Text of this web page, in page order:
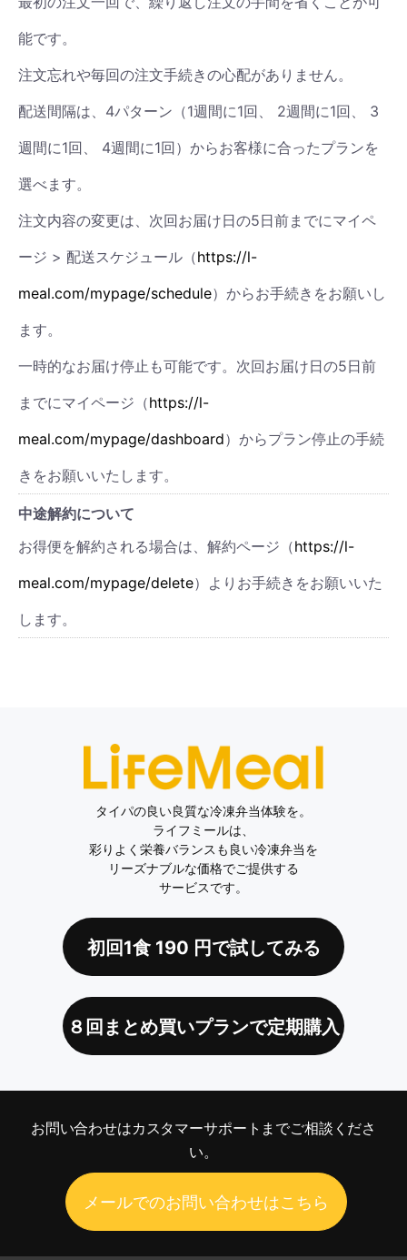
能です。
注文忘れや毎回の注文手続きの心配がありません。
配送間隔は、4パターン（1週間に1回、 2週間に1回、 3
週間に1回、 4週間に1回）からお客様に合ったプランを
選べます。
注文内容の変更は、次回お届け日の5日前までにマイペ
ージ > 配送スケジュール（https://l-
meal.com/mypage/schedule）からお手続きをお願いし
ます。
一時的なお届け停止も可能です。次回お届け日の5日前
までにマイページ（https://l-
meal.com/mypage/dashboard）からプラン停止の手続
きをお願いいたします。
中途解約について
お得便を解約される場合は、解約ページ（https://l-
meal.com/mypage/delete）よりお手続きをお願いいた
します。
タイパの良い良質な冷凍弁当体験を。
ライフミールは、
彩りよく栄養バランスも良い冷凍弁当を
リーズナブルな価格でご提供する
サービスです。
初回1食190 円で試してみる
８回まとめ買いプランで定期購入
お問い合わせはカスタマーサポートまでご相談くださ
い。
メールでのお問い合わせはこちら